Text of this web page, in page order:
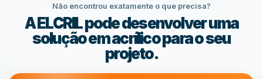
Não encontrou exatamente o que precisa?
A ELCRIL pode desenvolver uma
solução em acrílico para o seu
projeto.